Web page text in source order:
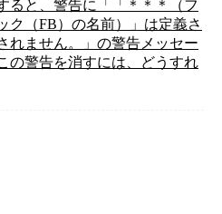
ると、警告に「「＊＊＊（フ
ク（FB）の名前）」は定義さ
れません。」の警告メッセー
の警告を消すには、どうすれ